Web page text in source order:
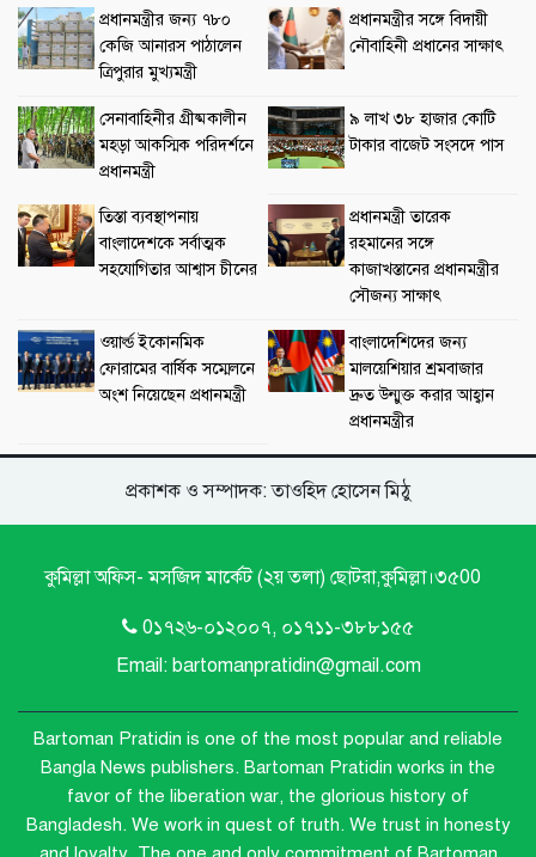
প্রধানমন্ত্রীর জন্য ৭৮০
কেজি আনারস পাঠালেন
ত্রিপুরার মুখ্যমন্ত্রী
প্রধানমন্ত্রীর সঙ্গে বিদায়ী
নৌবাহিনী প্রধানের সাক্ষাৎ
সেনাবাহিনীর গ্রীষ্মকালীন
মহড়া আকস্মিক পরিদর্শনে
প্রধানমন্ত্রী
৯ লাখ ৩৮ হাজার কোটি
টাকার বাজেট সংসদে পাস
তিস্তা ব্যবস্থাপনায়
বাংলাদেশকে সর্বাত্মক
সহযোগিতার আশ্বাস চীনের
প্রধানমন্ত্রী তারেক
রহমানের সঙ্গে
কাজাখস্তানের প্রধানমন্ত্রীর
সৌজন্য সাক্ষাৎ
ওয়ার্ল্ড ইকোনমিক
ফোরামের বার্ষিক সম্মেলনে
অংশ নিয়েছেন প্রধানমন্ত্রী
বাংলাদেশিদের জন্য
মালয়েশিয়ার শ্রমবাজার
দ্রুত উন্মুক্ত করার আহ্বান
প্রধানমন্ত্রীর
প্রকাশক ও সম্পাদক: তাওহিদ হোসেন মিঠু
কুমিল্লা অফিস- মসজিদ মার্কেট (২য় তলা) ছোটরা,কুমিল্লা।৩৫00
0১৭২৬-০১২০০৭, ০১৭১১-৩৮৮১৫৫
Email: bartomanpratidin@gmail.com
Bartoman Pratidin is one of the most popular and reliable
Bangla News publishers. Bartoman Pratidin works in the
favor of the liberation war, the glorious history of
Bangladesh. We work in quest of truth. We trust in honesty